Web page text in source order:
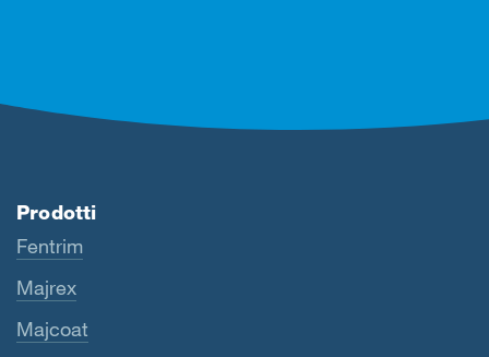
Prodotti
Fentrim
Majrex
Majcoat